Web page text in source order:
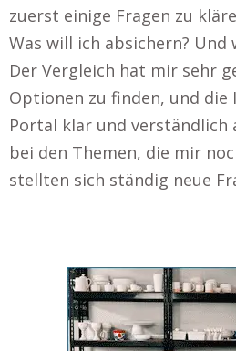
zuerst einige Fragen zu
Was will ich absichern? Und
Der Vergleich hat mir sehr
Optionen zu finden, und die
Portal klar und verständlich
bei den Themen, die mir
stellten sich ständig neue